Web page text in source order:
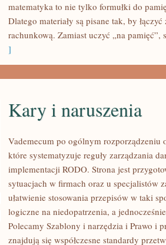
matematyka to nie tylko formułki do
Dlatego materiały są pisane tak, by
rachunkową. Zamiast uczyć „na pamięć”,
]
KARY
Kary i naruszenia
Vademecum po ogólnym rozporządzeniu
które systematyzuje reguły zarządzania
implementacji RODO. Strona jest
sytuacjach w firmach oraz u specjalistów
ułatwienie stosowania przepisów w taki
logiczne na niedopatrzenia, a
Polecamy Szablony i narzędzia i Prawo i
znajdują się współczesne standardy